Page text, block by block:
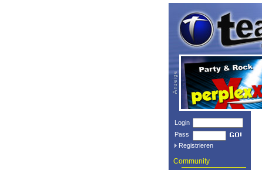
Login
Pass
Registrieren
Community